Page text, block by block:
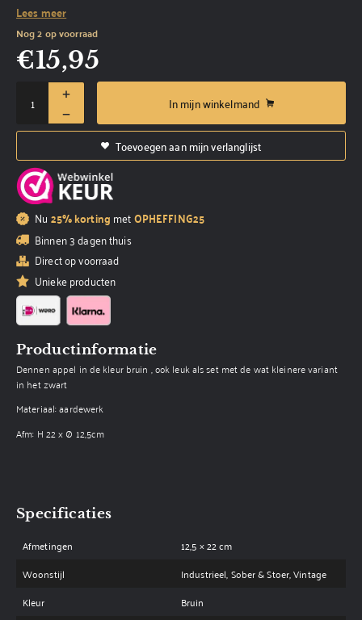
Lees meer
Nog 2 op voorraad
€15,95
In mijn winkelmand
Toevoegen aan mijn verlanglijst
Nu 25% korting metOPHEFFING25
Binnen 3 dagen thuis
Direct op voorraad
Unieke producten
Productinformatie
Dennen appel in de kleur bruin , ook leuk als set met de wat kleinere variant
in het zwart
Materiaal: aardewerk
Afm: H 22 x Ø 12,5cm
Specificaties
Afmetingen
12,5 × 22 cm
Woonstijl
Industrieel, Sober & Stoer, Vintage
Kleur
Bruin